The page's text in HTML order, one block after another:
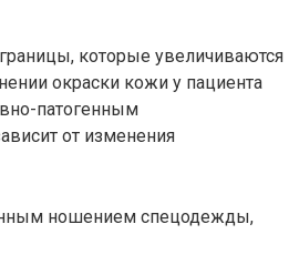
которые увеличиваются
окраски кожи у пациента
патогенным
от изменения
ношением спецодежды,